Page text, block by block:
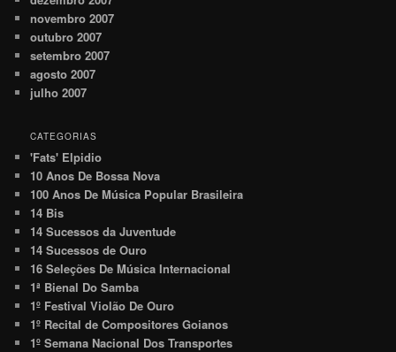
novembro 2007
outubro 2007
setembro 2007
agosto 2007
julho 2007
CATEGORIAS
'Fats' Elpidio
10 Anos De Bossa Nova
100 Anos De Música Popular Brasileira
14 Bis
14 Sucessos da Juventude
14 Sucessos de Ouro
16 Seleções De Música Internacional
1ª Bienal Do Samba
1º Festival Violão De Ouro
1º Recital de Compositores Goianos
1º Semana Nacional Dos Transportes